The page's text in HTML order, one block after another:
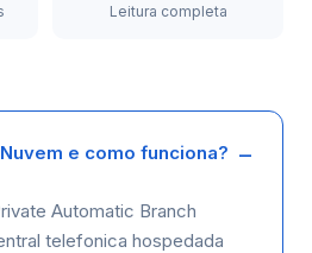
Leitura completa
e como funciona?
Automatic Branch
telefonica hospedada